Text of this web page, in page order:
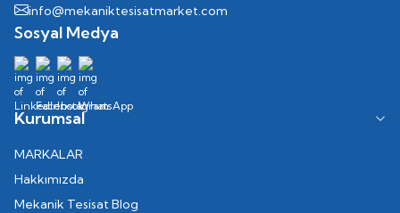
info@mekaniktesisatmarket.com
Sosyal Medya
Kurumsal
MARKALAR
Hakkımızda
Mekanik Tesisat Blog